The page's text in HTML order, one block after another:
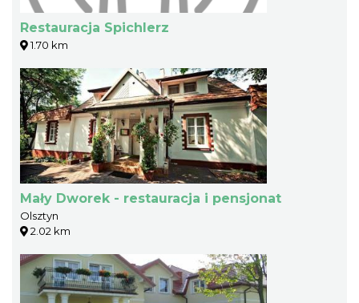
Restauracja Spichlerz
1.70 km
Mały Dworek - restauracja i pensjonat
Olsztyn
2.02 km